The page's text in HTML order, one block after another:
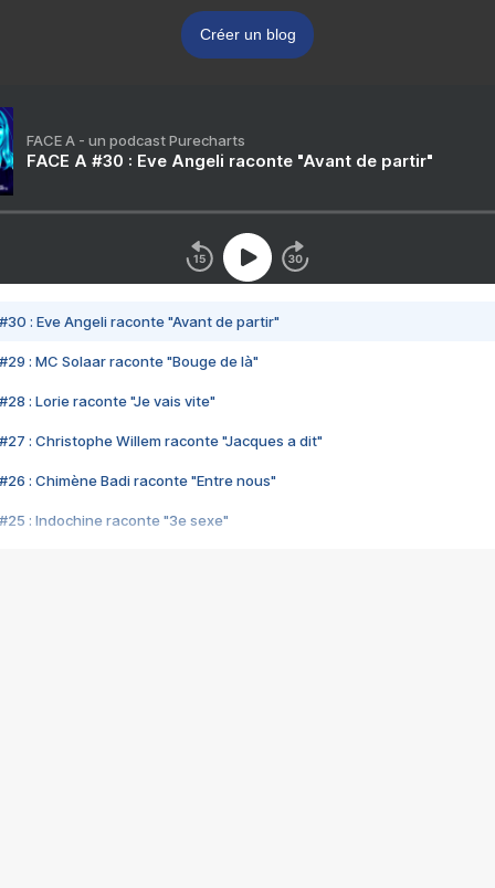
Créer un blog
FACE A - un podcast Purecharts
FACE A #30 : Eve Angeli raconte "Avant de partir"
#30 : Eve Angeli raconte "Avant de partir"
#29 : MC Solaar raconte "Bouge de là"
#28 : Lorie raconte "Je vais vite"
#27 : Christophe Willem raconte "Jacques a dit"
#26 : Chimène Badi raconte "Entre nous"
#25 : Indochine raconte "3e sexe"